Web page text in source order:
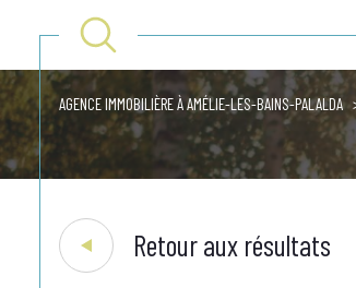
Acheter
de l'ancien
Maison 66110
AGENCE IMMOBILIÈRE À AMÉLIE-LES-BAINS-PALALDA
Retour aux résultats